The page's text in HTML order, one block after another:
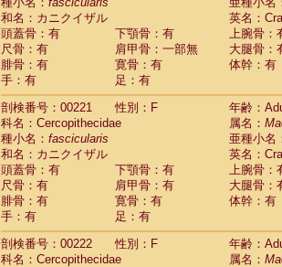
和名：カニクイザル
英名：
頭蓋骨：有
下顎骨：有
上腕骨：
尺骨：有
肩甲骨：一部無
大腿骨：
腓骨：有
寛骨：有
体幹：有
手：有
足：有
剖検番号：00221
性別：F
年齢：
科名：Cercopithecidae
属名：
種小名： fascicularis
亜種小名
和名：カニクイザル
英名：
頭蓋骨：有
下顎骨：有
上腕骨：
尺骨：有
肩甲骨：有
大腿骨：
腓骨：有
寛骨：有
体幹：有
手：有
足：有
剖検番号：00222
性別：F
年齢：
科名：Cercopithecidae
属名：